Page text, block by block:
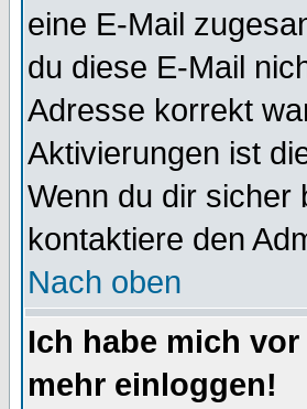
eine E-Mail
du diese E-Mail
Adresse korrekt
Aktivierungen ist
Wenn du dir sicher
kontaktiere den
Nach oben
Ich habe mich
mehr einloggen!